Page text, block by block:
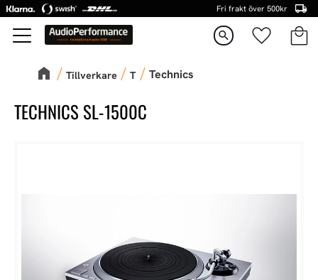
Meny
Fri frakt över 500kr
search Favoriter
Tillverkare T Technics
TECHNICS SL-1500C